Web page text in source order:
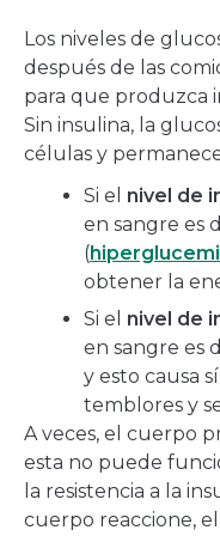
Los niveles de
después de las
para que produzca
Sin insulina, la
células y
Si el nivel de
en sangre es
(
obtener la
Si el nivel de
en sangre es
y esto causa
temblores y
A veces, el cuerpo
esta no puede
la resistencia a la
cuerpo reaccione,